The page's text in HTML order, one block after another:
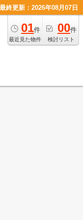
最終更新：2026年08月07日
01件
最近見た物件
00件
検討リスト